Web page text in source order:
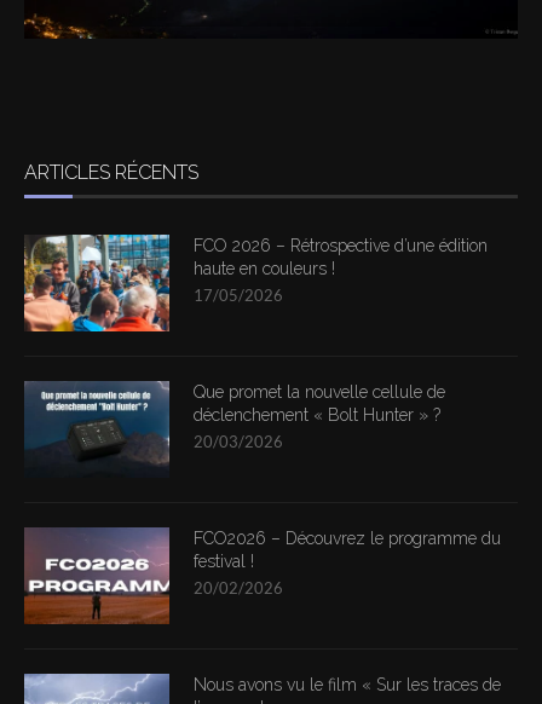
ARTICLES RÉCENTS
FCO 2026 – Rétrospective d’une édition
haute en couleurs !
17/05/2026
Que promet la nouvelle cellule de
déclenchement « Bolt Hunter » ?
20/03/2026
FCO2026 – Découvrez le programme du
festival !
20/02/2026
Nous avons vu le film « Sur les traces de